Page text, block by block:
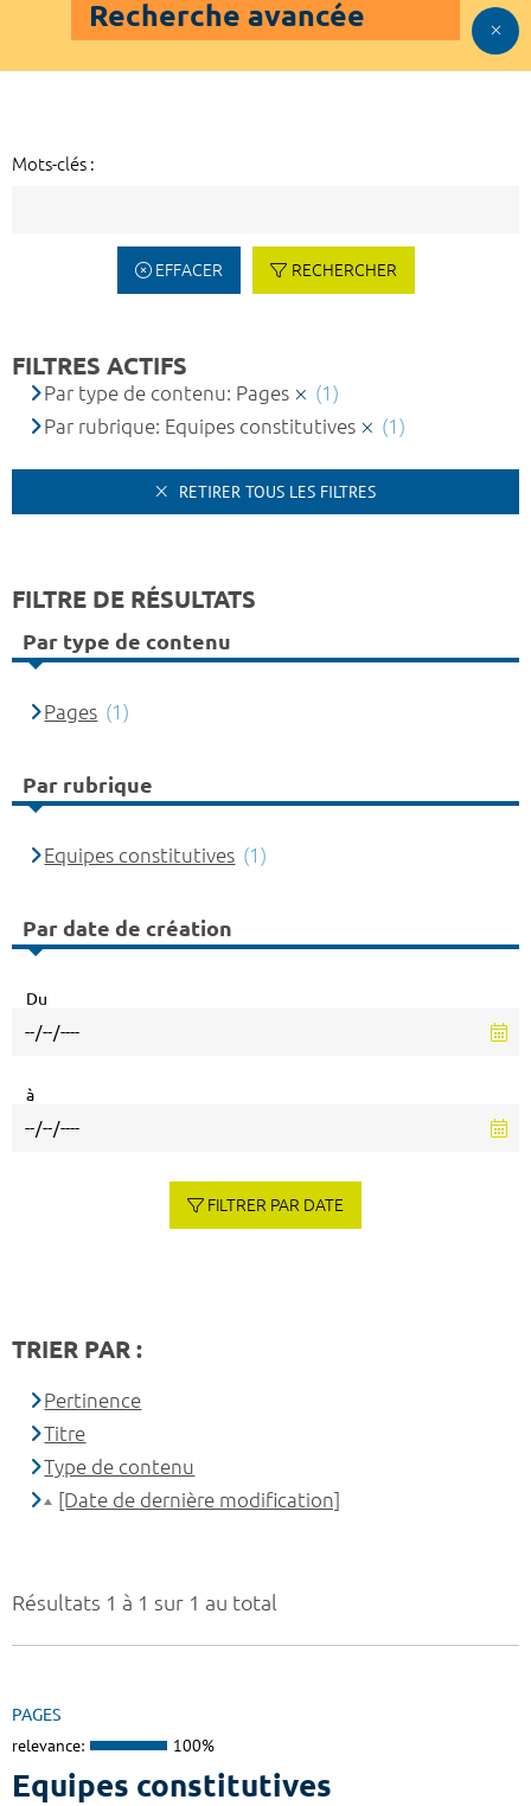
Recherche avancée
Mots-clés :
EFFACER RECHERCHER
Résultats 1 à 1 sur 1 au total
PAGES
relevance: 100%
Equipes constitutives
FILTRES ACTIFS
Par type de contenu: Pages
(1)
Par rubrique: Equipes constitutives
(1)
RETIRER TOUS LES FILTRES
FILTRE DE RÉSULTATS
Par type de contenu
Pages (1)
Par rubrique
Equipes constitutives (1)
Par date de création
Du
à
FILTRER PAR DATE
TRIER PAR :
Pertinence
Titre
Type de contenu
[Date de dernière modification]